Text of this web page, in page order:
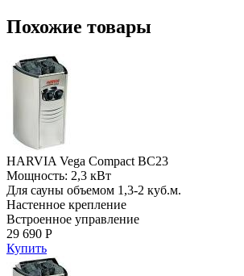
Похожие товары
HARVIA Vega Compact BC23
Мощность: 2,3 кВт
Для сауны объемом 1,3-2 куб.м.
Настенное крепление
Встроенное управление
29 690 Р
Купить